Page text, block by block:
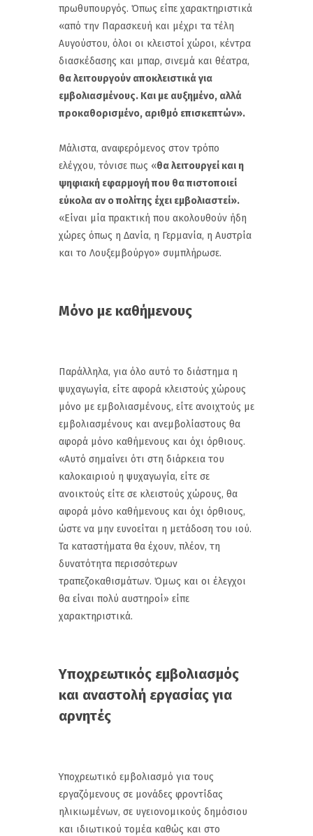
πρωθυπουργός. Όπως είπε χαρακτηριστικά
«από την Παρασκευή και μέχρι τα τέλη
Αυγούστου, όλοι οι κλειστοί χώροι, κέντρα
διασκέδασης και μπαρ, σινεμά και θέατρα,
θα λειτουργούν αποκλειστικά για
εμβολιασμένους. Και με αυξημένο, αλλά
προκαθορισμένο, αριθμό επισκεπτών».
Μάλιστα, αναφερόμενος στον τρόπο
ελέγχου, τόνισε πως «θα λειτουργεί και η
ψηφιακή εφαρμογή που θα πιστοποιεί
εύκολα αν ο πολίτης έχει εμβολιαστεί».
«Είναι μία πρακτική που ακολουθούν ήδη
χώρες όπως η Δανία, η Γερμανία, η Αυστρία
και το Λουξεμβούργο» συμπλήρωσε.
Μόνο με καθήμενους
Παράλληλα, για όλο αυτό το διάστημα η
ψυχαγωγία, είτε αφορά κλειστούς χώρους
μόνο με εμβολιασμένους, είτε ανοιχτούς με
εμβολιασμένους και ανεμβολίαστους θα
αφορά μόνο καθήμενους και όχι όρθιους.
«Αυτό σημαίνει ότι στη διάρκεια του
καλοκαιριού η ψυχαγωγία, είτε σε
ανοικτούς είτε σε κλειστούς χώρους, θα
αφορά μόνο καθήμενους και όχι όρθιους,
ώστε να μην ευνοείται η μετάδοση του ιού.
Τα καταστήματα θα έχουν, πλέον, τη
δυνατότητα περισσότερων
τραπεζοκαθισμάτων. Όμως και οι έλεγχοι
θα είναι πολύ αυστηροί» είπε
χαρακτηριστικά.
Υποχρεωτικός εμβολιασμός
και αναστολή εργασίας για
αρνητές
Υποχρεωτικό εμβολιασμό για τους
εργαζόμενους σε μονάδες φροντίδας
ηλικιωμένων, σε υγειονομικούς δημόσιου
και ιδιωτικού τομέα καθώς και στο